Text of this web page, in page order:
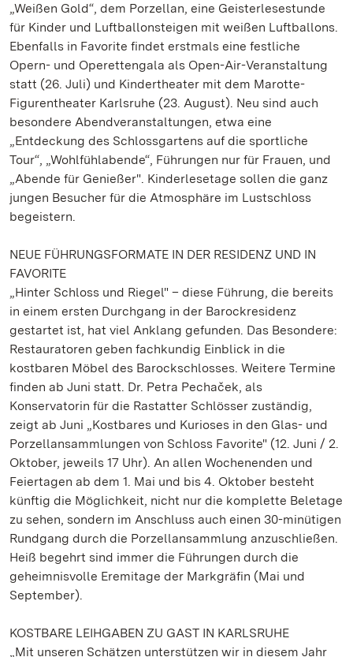
„Weißen Gold“, dem Porzellan, eine Geisterlesestunde
für Kinder und Luftballonsteigen mit weißen Luftballons.
Ebenfalls in Favorite findet erstmals eine festliche
Opern- und Operettengala als Open-Air-Veranstaltung
statt (26. Juli) und Kindertheater mit dem Marotte-
Figurentheater Karlsruhe (23. August). Neu sind auch
besondere Abendveranstaltungen, etwa eine
„Entdeckung des Schlossgartens auf die sportliche
Tour“, „Wohlfühlabende“, Führungen nur für Frauen, und
„Abende für Genießer". Kinderlesetage sollen die ganz
jungen Besucher für die Atmosphäre im Lustschloss
begeistern.
NEUE FÜHRUNGSFORMATE IN DER RESIDENZ UND IN
FAVORITE
„Hinter Schloss und Riegel" – diese Führung, die bereits
in einem ersten Durchgang in der Barockresidenz
gestartet ist, hat viel Anklang gefunden. Das Besondere:
Restauratoren geben fachkundig Einblick in die
kostbaren Möbel des Barockschlosses. Weitere Termine
finden ab Juni statt. Dr. Petra Pechaček, als
Konservatorin für die Rastatter Schlösser zuständig,
zeigt ab Juni „Kostbares und Kurioses in den Glas- und
Porzellansammlungen von Schloss Favorite" (12. Juni / 2.
Oktober, jeweils 17 Uhr). An allen Wochenenden und
Feiertagen ab dem 1. Mai und bis 4. Oktober besteht
künftig die Möglichkeit, nicht nur die komplette Beletage
zu sehen, sondern im Anschluss auch einen 30-minütigen
Rundgang durch die Porzellansammlung anzuschließen.
Heiß begehrt sind immer die Führungen durch die
geheimnisvolle Eremitage der Markgräfin (Mai und
September).
KOSTBARE LEIHGABEN ZU GAST IN KARLSRUHE
„Mit unseren Schätzen unterstützen wir in diesem Jahr